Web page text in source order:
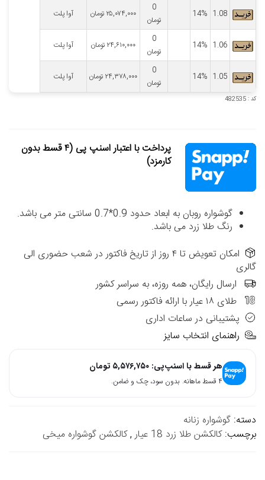
1.08
14%
0
تومان
۲۵,۰۷۴,۰۰۰ تومان آوا پلت
1.06
14%
0
تومان
۲۴,۶۱۰,۰۰۰ تومان آوا پلت
1.05
14%
0
تومان
۲۴,۳۷۸,۰۰۰ تومان آوا پلت
کد : 482535
پرداخت با اعتبار اسنپ پی (۴ قسط بدون
کارمزد)
گوشواره روبان به ابعاد حدود 0.9*0.7 سانتی متر می باشد.
رنگ طلا زرد می باشد.
امکان تعویض تا ۴ روز از تاریخ فاکتور در شعب حضوری الی
گالری
ارسال رایگان، همه روزه، به سراسر کشور
طلای ۱۸ عیار با ارائه فاکتور رسمی
پشتیبانی در ساعات اداری
راهنمای انتخاب سایز
هر قسط با اسنپ‌پی: ۵,۵۷۶,۷۵۰ تومان
۴ قسط ماهانه. بدون سود، چک و ضامن.
دسته: گوشواره زنانه
برچسب:کالکشن طلا زرد 18 عیار ,کالکشن گوشواره میخی